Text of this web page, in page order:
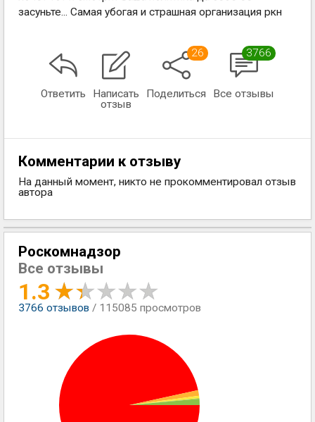
засуньте... Самая убогая и страшная организация ркн
Ответить
Написать
отзыв
26
Поделиться
3766
Все отзывы
Комментарии к отзыву
На данный момент, никто не прокомментировал отзыв
автора
Роскомнадзор
Все отзывы
1.3
3766 отзывов / 115085 просмотров